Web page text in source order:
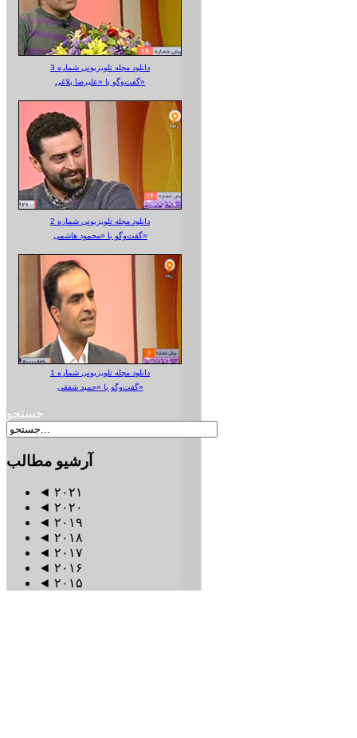
دانلود مجله تلویزیونی شماره 3
گفت‌وگو با «علیرضا بلاغی»
دانلود مجله تلویزیونی شماره 2
گفت‌وگو با «محمود هاشمی»
دانلود مجله تلویزیونی شماره 1
گفت‌وگو با «حمید شفقی»
جستجو
آرشیو مطالب
◄ ۲۰۲۱
◄ ۲۰۲۰
◄ ۲۰۱۹
◄ ۲۰۱۸
◄ ۲۰۱۷
◄ ۲۰۱۶
◄ ۲۰۱۵